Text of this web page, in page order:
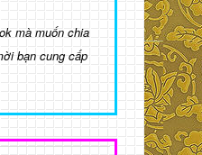
mà muốn chia
bạn cung cấp